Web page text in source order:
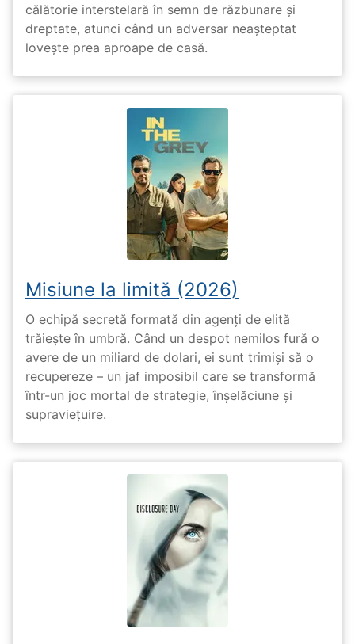
călătorie interstelară în semn de răzbunare și
dreptate, atunci când un adversar neașteptat
lovește prea aproape de casă.
Misiune la limită (2026)
O echipă secretă formată din agenți de elită
trăiește în umbră. Când un despot nemilos fură o
avere de un miliard de dolari, ei sunt trimiși să o
recupereze – un jaf imposibil care se transformă
într-un joc mortal de strategie, înșelăciune și
supraviețuire.